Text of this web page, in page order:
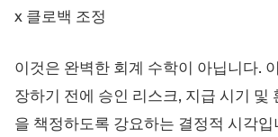
x 클로백 조정
이것은 완벽한 회계 수학이 아닙니다.
장하기 전에 승인 리스크, 지급 시기 및
을 책정하도록 강요하는 결정적 시각입